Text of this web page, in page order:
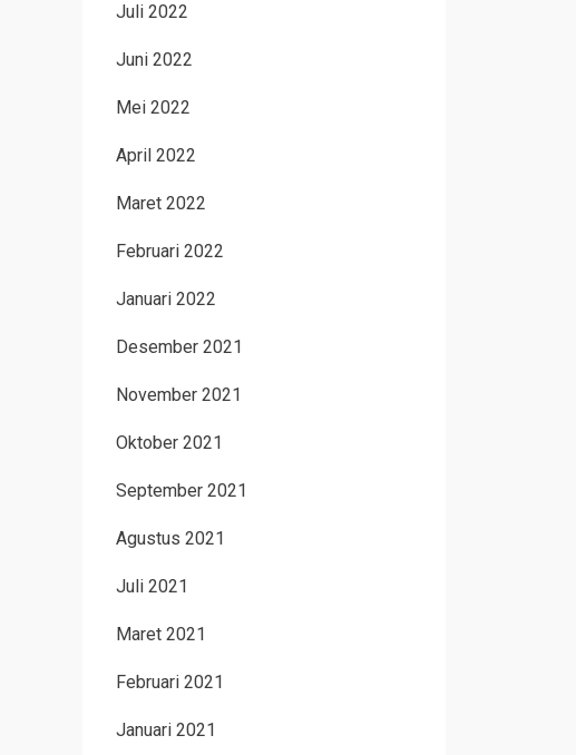
Juli 2022
Juni 2022
Mei 2022
April 2022
Maret 2022
Februari 2022
Januari 2022
Desember 2021
November 2021
Oktober 2021
September 2021
Agustus 2021
Juli 2021
Maret 2021
Februari 2021
Januari 2021